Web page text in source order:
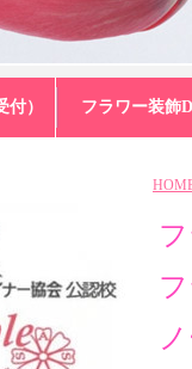
） フラワー装飾